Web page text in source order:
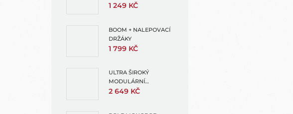
(SKI POLE MOUNT FOR
1 249 KČ
BOOM + NALEPOVACÍ
DRŽÁKY
1 799 KČ
ULTRA ŠIROKÝ
MODULÁRNÍ
OBJEKTIV (ULTRA
2 649 KČ